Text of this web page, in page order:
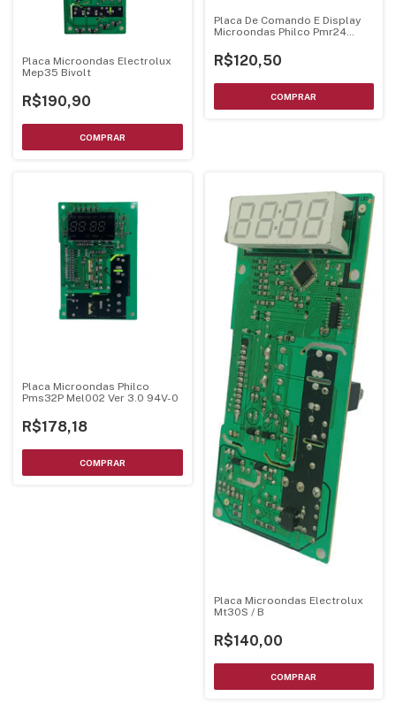
Placa Microondas Electrolux
Mep35 Bivolt
R$190,90
Placa De Comando E Display
Microondas Philco Pmr24
R$120,50
Placa Microondas Philco
Pms32P Mel002 Ver 3.0 94V-0
R$178,18
Placa Microondas Electrolux
Mt30S / B
R$140,00